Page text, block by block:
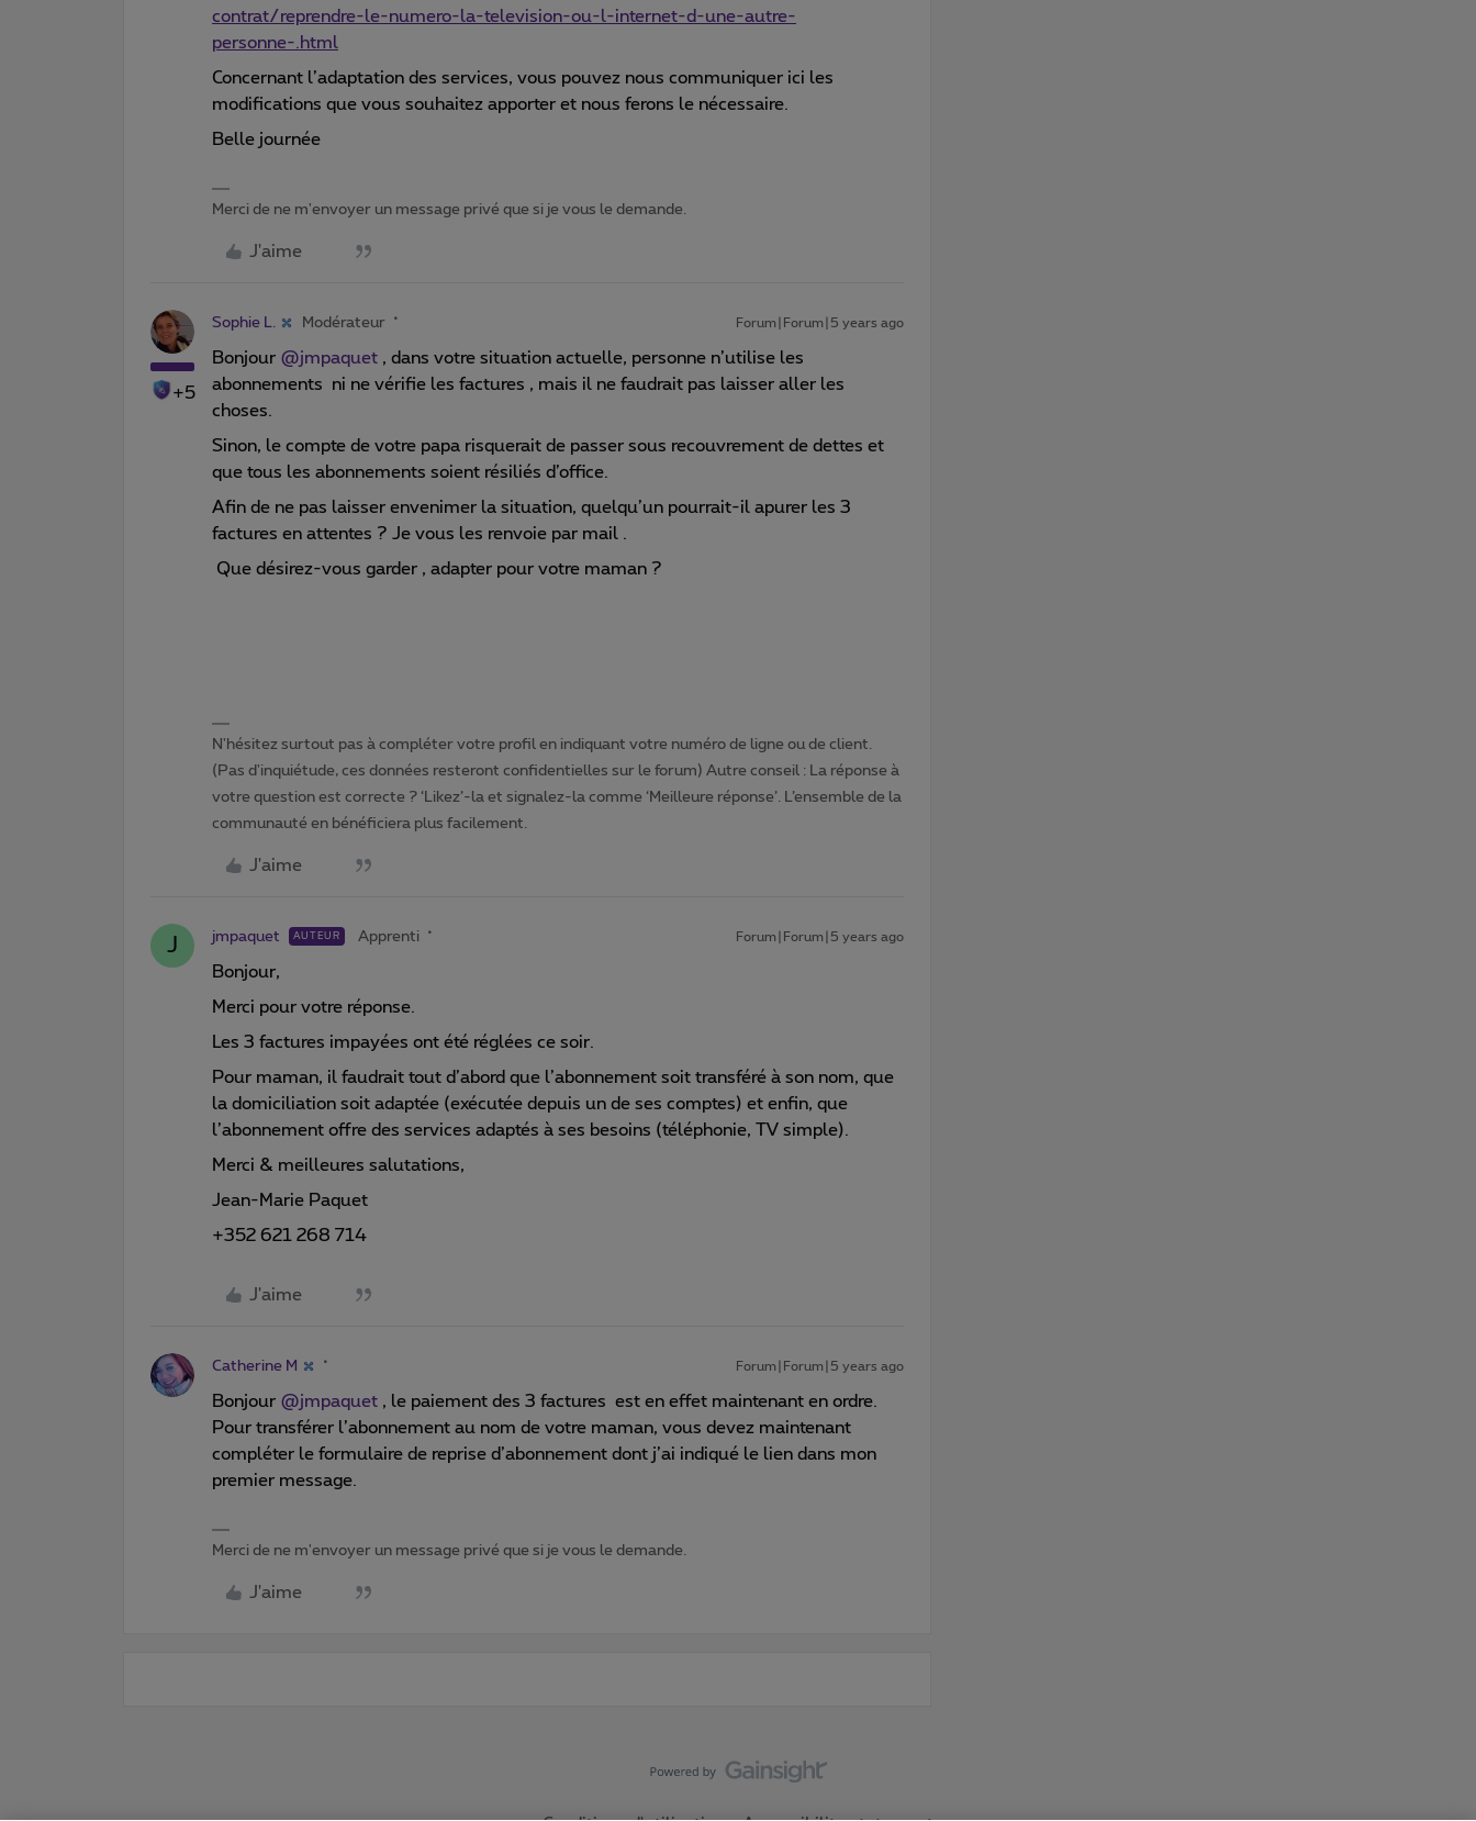
contrat/reprendre-le-numero-la-television-ou-l-internet-d-une-autre-
personne-.html
Concernant l’adaptation des services, vous pouvez nous communiquer ici les
modifications que vous souhaitez apporter et nous ferons le nécessaire.
Belle journée
Merci de ne m'envoyer un message privé que si je vous le demande.
J'aime
+5
Sophie L. Modérateur Forum|Forum|5 years ago
Bonjour @jmpaquet , dans votre situation actuelle, personne n’utilise les
abonnements ni ne vérifie les factures , mais il ne faudrait pas laisser aller les
choses.
Sinon, le compte de votre papa risquerait de passer sous recouvrement de dettes et
que tous les abonnements soient résiliés d’office.
Afin de ne pas laisser envenimer la situation, quelqu’un pourrait-il apurer les 3
factures en attentes ? Je vous les renvoie par mail .
Que désirez-vous garder , adapter pour votre maman ?
N'hésitez surtout pas à compléter votre profil en indiquant votre numéro de ligne ou de client.
(Pas d'inquiétude, ces données resteront confidentielles sur le forum) Autre conseil : La réponse à
votre question est correcte ? ‘Likez’-la et signalez-la comme ‘Meilleure réponse’. L’ensemble de la
communauté en bénéficiera plus facilement.
J'aime
J jmpaquet AUTEUR Apprenti Forum|Forum|5 years ago
Bonjour,
Merci pour votre réponse.
Les 3 factures impayées ont été réglées ce soir.
Pour maman, il faudrait tout d’abord que l’abonnement soit transféré à son nom, que
la domiciliation soit adaptée (exécutée depuis un de ses comptes) et enfin, que
l’abonnement offre des services adaptés à ses besoins (téléphonie, TV simple).
Merci & meilleures salutations,
Jean-Marie Paquet
+352 621 268 714
J'aime
Catherine M Forum|Forum|5 years ago
Bonjour @jmpaquet , le paiement des 3 factures est en effet maintenant en ordre.
Pour transférer l’abonnement au nom de votre maman, vous devez maintenant
compléter le formulaire de reprise d’abonnement dont j’ai indiqué le lien dans mon
premier message.
Merci de ne m'envoyer un message privé que si je vous le demande.
J'aime